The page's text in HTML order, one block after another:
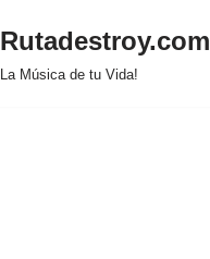
Rutadestroy.com
La Música de tu Vida!